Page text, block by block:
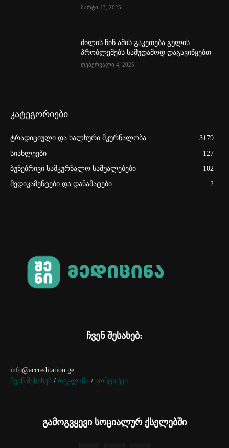
მარტი 13, 2025
ძილის წინ ამის გაკეთება გულის
პრობლემებს სამუდამოდ დაგავიწყებთ
თებერვალი 4, 2025
კატეგორიები
ტრადიციული და ხალხური მკურნალობა
3179
სიახლეები
127
ბუნებრივი სამკურნალო საშუალებები
102
მედიკამენტები და დანამატები
2
ჩვენ შესახებ:
info@accreditation.ge
ჩვენ შესახებ / რეკლამა / კონტაქტი
გამოგვყევი სოციალურ ქსელებში